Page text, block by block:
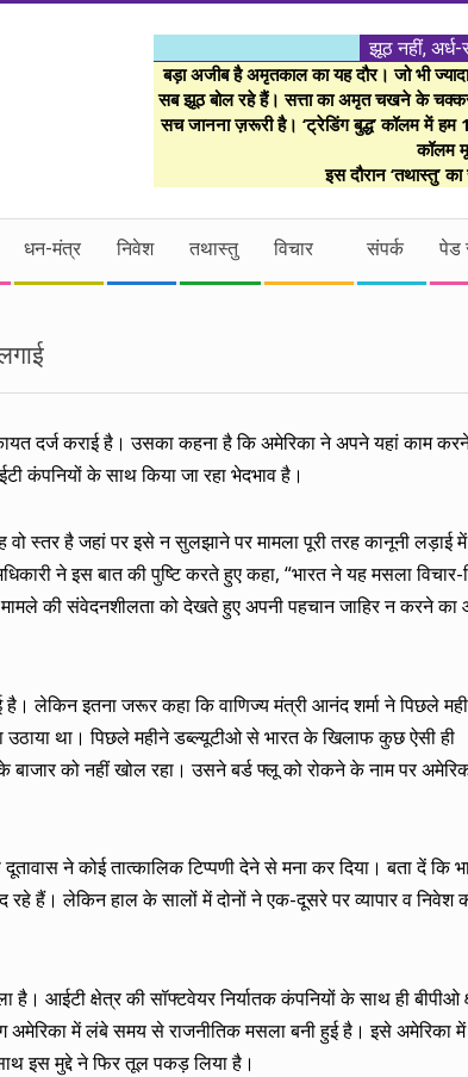
झूठ नहीं,
बड़ा अजीब है अमृतकाल का यह दौर। जो भी
सब झूठ बोल रहे हैं। सत्ता का अमृत चखने के चक्कर
सच जानना ज़रूरी है। ‘ट्रेडिंग बुद्ध’ कॉलम में
कॉलम
इस दौरान ‘तथास्तु’
धन-मंत्र निवेश तथास्तु विचार संपर्क पेड
दर्ज कराई है। उसका कहना है कि अमेरिका ने अपने यहां काम
कंपनियों के साथ किया जा रहा भेदभाव है।
वो स्तर है जहां पर इसे न सुलझाने पर मामला पूरी तरह कानूनी लड़ाई में
ने इस बात की पुष्टि करते हुए कहा, “भारत ने यह मसला विचार-
की संवेदनशीलता को देखते हुए अपनी पहचान जाहिर न करने
लेकिन इतना जरूर कहा कि वाणिज्य मंत्री आनंद शर्मा ने पिछले
उठाया था। पिछले महीने डब्ल्यूटीओ से भारत के खिलाफ कुछ ऐसी ही
को नहीं खोल रहा। उसने बर्ड फ्लू को रोकने के नाम पर
ने कोई तात्कालिक टिप्पणी देने से मना कर दिया। बता दें कि
हैं। लेकिन हाल के सालों में दोनों ने एक-दूसरे पर व्यापार व निवेश
है। आईटी क्षेत्र की सॉफ्टवेयर निर्यातक कंपनियों के साथ ही बीपीओ
में लंबे समय से राजनीतिक मसला बनी हुई है। इसे अमेरिका में
इस मुद्दे ने फिर तूल पकड़ लिया है।